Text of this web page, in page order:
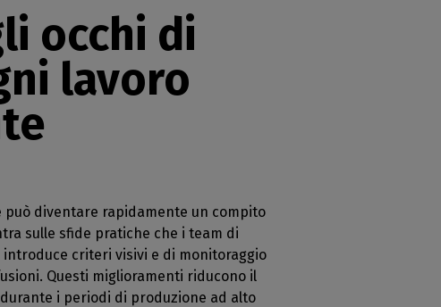
occhi di
lavoro
diventare rapidamente un compito
sulle sfide pratiche che i team di
criteri visivi e di monitoraggio
Questi miglioramenti riducono il
i periodi di produzione ad alto